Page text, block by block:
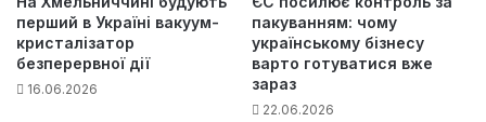
перший в Україні вакуум-
кристалізатор
безперервної дії
16.06.2026
пакуванням: чому
українському бізнесу
варто готуватися вже
зараз
22.06.2026